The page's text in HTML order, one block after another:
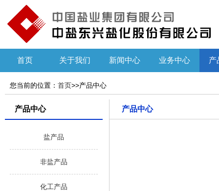
首页 关于我们 新闻中心 业务中心 产
您当前的位置： 首页>>产品中心
产品中心
盐产品
非盐产品
化工产品
产品中心